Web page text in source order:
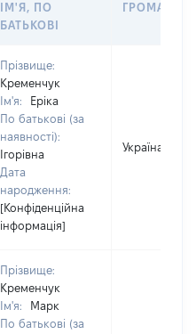
ІМ'Я, ПО
БАТЬКОВІ
Прізвище:
Кременчук
Ім'я:
Еріка
По батькові (за
наявності):
Ігорівна
Дата
народження:
[Конфіденційна
інформація]
Україна
Прізвище:
Кременчук
Ім'я:
Марк
По батькові (за